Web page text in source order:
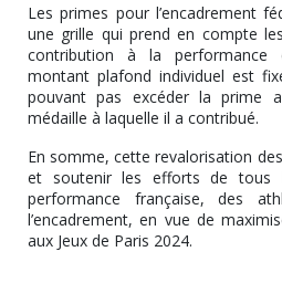
Les primes pour l’encadrement
une grille qui prend en compte
contribution à la performance
montant plafond individuel est
pouvant pas excéder la prime
médaille à laquelle il a contribué.
En somme, cette revalorisation
et soutenir les efforts de tous
performance française, des
l’encadrement, en vue de
aux Jeux de Paris 2024.